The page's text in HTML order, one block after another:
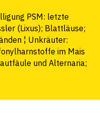
PSM: letzte
(Lixus); Blattläuse;
¦ Unkräuter:
im Mais
und Alternaria;